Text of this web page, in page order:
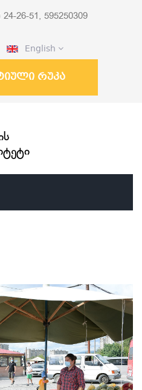
26-51, 595250309
English
რუკა